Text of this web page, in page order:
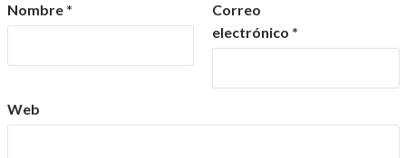
Nombre *
Correo
electrónico *
Web